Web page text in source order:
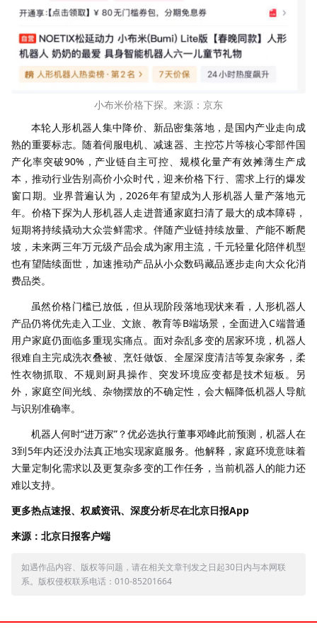
小布米价格下探。来源：京东
本轮人形机器人集中降价、新品密集落地，是国内产业走向成
熟的重要标志。随着伺服电机、减速器、主控芯片等核心零部件国
产化率突破90%，产业链自主可控、规模化量产有效摊薄生产成
本，推动行业告别高价小众时代，迎来价格下行、需求上行的爆发
窗口期。业界普遍认为，2026年有望成为人形机器人量产落地元
年。价格下探为人形机器人走进普通家庭扫清了最大的成本障碍，
短期将持续撬动大众尝鲜需求。伴随产业链持续放量、产能不断爬
坡，未来两三年万元级产品会成为家用主流，千元轻量化陪伴机型
也有望陆续面世，加速推动产品从小众数码藏品逐步走向大众化消
费品类。
虽然价格门槛已放低，但从现阶段落地现状来看，人形机器人
产品仍将优先走入工业、文旅、教育等B端场景，全面进入C端普通
用户家庭仍面临多重现实痛点。面对杂乱多变的居家环境，机器人
很难自主完成洗衣叠被、烹饪做饭、全屋深度清洁等复杂家务，柔
性衣物抓取、不规则厨具操作、突发环境应变都是技术短板。另
外，家庭空间光线、杂物摆放的不确定性，会大幅降低机器人导航
与识别准确率。
机器人何时“进万家”？优必选执行董事邓峰此前预测，机器人在
3到5年内还没办法真正地实现家庭服务。他解释，家庭环境意味着
大量定制化需求以及更复杂多变的工作任务，当前机器人的能力还
难以支持。
更多热点速报、权威资讯、深度分析尽在北京日报App
来源：北京日报客户端
如遇作品内容、版权等问题，请在相关文章刊发之日起30日内与本网联
系。版权侵权联系电话：010-85201664